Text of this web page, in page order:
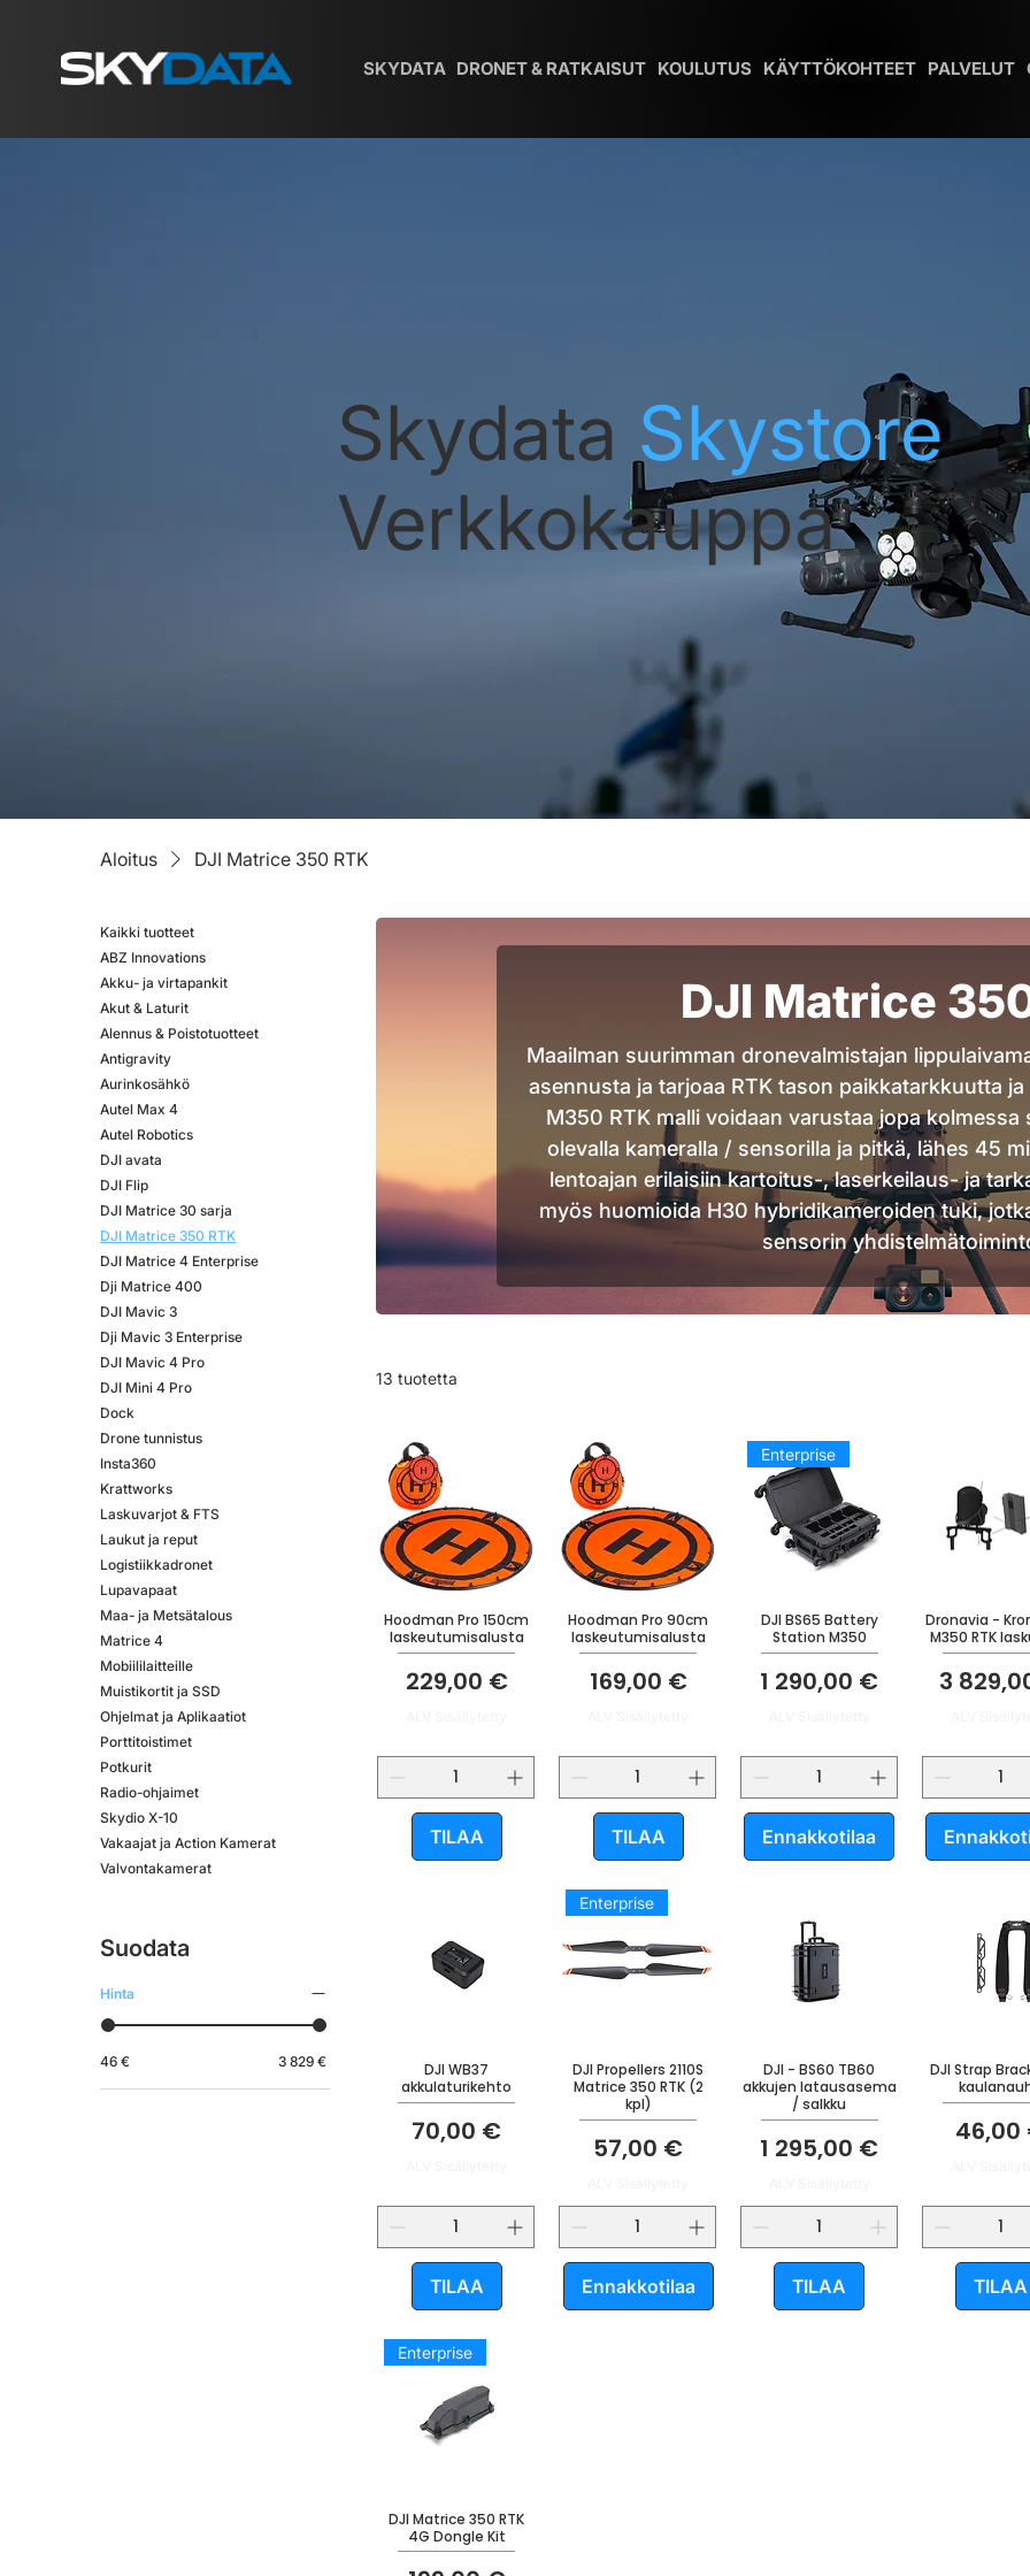
SKYDATA DRONET & RATKAISUT KOULUTUS KÄYTTÖKOHTEET PALVELUT
Skydata Skystore
Verkkokauppa
Aloitus DJI Matrice 350 RTK
Kaikki tuotteet
ABZ Innovations
Akku- ja virtapankit
Akut & Laturit
Alennus & Poistotuotteet
Antigravity
Aurinkosähkö
Autel Max 4
Autel Robotics
DJI avata
DJI Flip
DJI Matrice 30 sarja
DJI Matrice 350 RTK
DJI Matrice 4 Enterprise
Dji Matrice 400
DJI Mavic 3
Dji Mavic 3 Enterprise
DJI Mavic 4 Pro
DJI Mini 4 Pro
Dock
Drone tunnistus
Insta360
Krattworks
Laskuvarjot & FTS
Laukut ja reput
Logistiikkadronet
Lupavapaat
Maa- ja Metsätalous
Matrice 4
Mobiililaitteille
Muistikortit ja SSD
Ohjelmat ja Aplikaatiot
Porttitoistimet
Potkurit
Radio-ohjaimet
Skydio X-10
Vakaajat ja Action Kamerat
Valvontakamerat
Suodata
Hinta
46 € 3 829 €
DJI Matrice
Maailman suurimman dronevalmistajan
asennusta ja tarjoaa RTK tason paikkatarkkuutta
M350 RTK malli voidaan varustaa jopa
olevalla kameralla / sensorilla ja pitkä, lähes 45
lentoajan erilaisiin kartoitus-, laserkeilaus- ja
myös huomioida H30 hybridikameroiden tuki,
sensorin
13 tuotetta
Hoodman Pro 150cm
laskeutumisalusta
Hinta
229,00 €
TILAA
Hoodman Pro 90cm
laskeutumisalusta
Hinta
169,00 €
TILAA
Enterprise
DJI BS65 Battery
Station M350
Hinta
1 290,00 €
Ennakkotilaa
Dronavia -
M350 RTK
Hinta
3
DJI WB37
akkulaturikehto
Hinta
70,00 €
TILAA
Enterprise
DJI Propellers 2110S
Matrice 350 RTK (2
kpl)
Hinta
57,00 €
Ennakkotilaa
DJI - BS60 TB60
akkujen latausasema
/ salkku
Hinta
1 295,00 €
TILAA
DJI Strap
Hinta
46,00
TILAA
Enterprise
DJI Matrice 350 RTK
4G Dongle Kit